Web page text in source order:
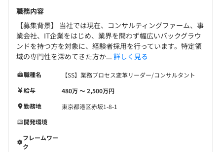
職務内容
【募集背景】 当社では現在、コンサルティングファーム、事
業会社、IT企業をはじめ、業界を問わず幅広いバックグラウ
ンドを持つ方を対象に、経験者採用を行っています。特定領
域の専門性を深めてきた方か... 詳しく見る
職種名
【SS】業務プロセス変革リーダー/コンサルタント
給与
480万 〜 2,500万円
勤務地
東京都港区赤坂1-8-1
開発環境
フレームワー
ク